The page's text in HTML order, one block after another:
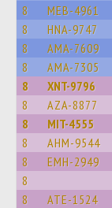
8 MEB-4961
8 HNA-9747
8 AMA-7609
8 AMA-7305
8 XNT-9796
8 AZA-8877
8 MIT-4555
8 AHM-9544
8 EMH-2949
8
8 ATE-1524